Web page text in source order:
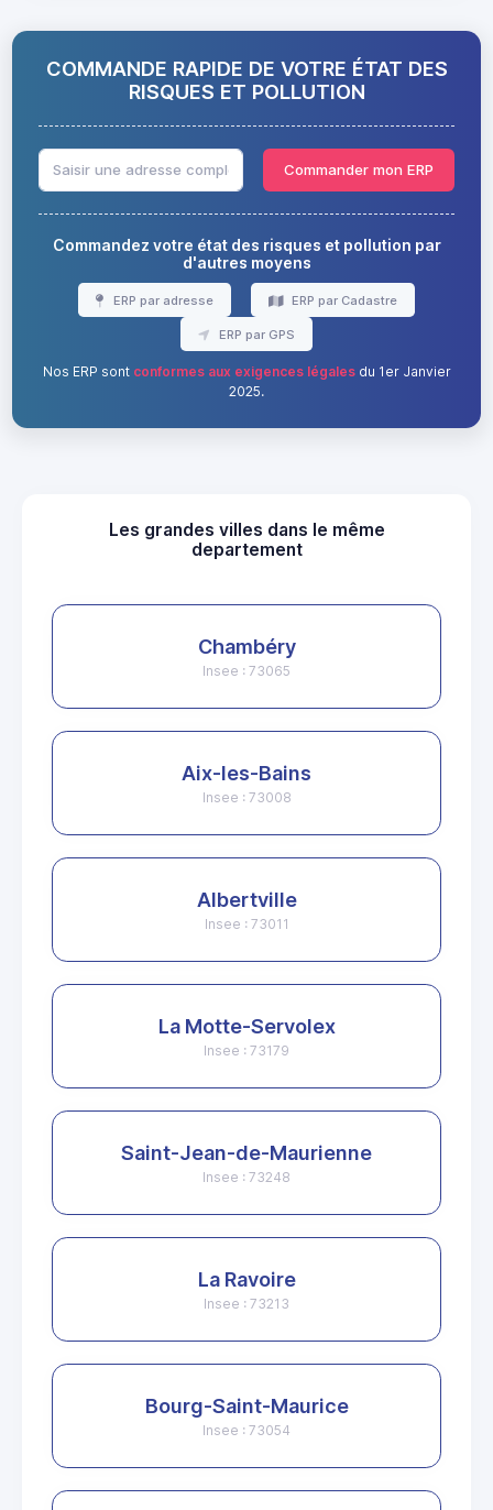
COMMANDE RAPIDE DE VOTRE ÉTAT DES
RISQUES ET POLLUTION
Commander mon ERP
Commandez votre état des risques et pollution par
d'autres moyens
ERP par adresse ERP par Cadastre
ERP par GPS
Nos ERP sont conformes aux exigences légalesdu 1er Janvier
2025.
Les grandes villes dans le même
departement
Chambéry
Insee : 73065
Aix-les-Bains
Insee : 73008
Albertville
Insee : 73011
La Motte-Servolex
Insee : 73179
Saint-Jean-de-Maurienne
Insee : 73248
La Ravoire
Insee : 73213
Bourg-Saint-Maurice
Insee : 73054